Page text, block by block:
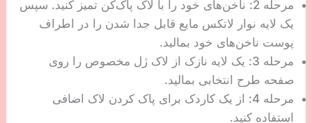
مرحله 2: ناخن‌های خود را با لاک پاک‌کن تمیز کنید. سپس
یک لایه نوار لاتکس مایع قابل جدا شدن را در اطراف
پوست ناخن‌های خود بمالید.
مرحله 3: یک لایه نازک از لاک ژل مخصوص را روی
صفحه طرح انتخابی بمالید.
مرحله 4: از یک کاردک برای پاک کردن لاک اضافی
استفاده کنید.